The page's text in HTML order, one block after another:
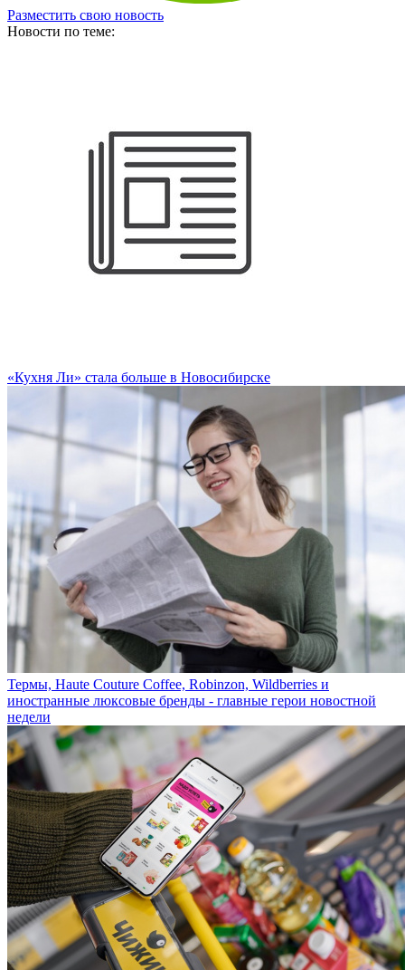
Разместить свою новость
Новости по теме:
«Кухня Ли» стала больше в Новосибирске
Термы, Haute Couture Coffee, Robinzon, Wildberries и
иностранные люксовые бренды - главные герои новостной
недели